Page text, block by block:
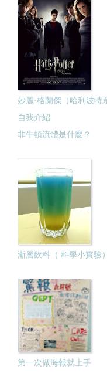
妙麗·格蘭傑（哈利波特
自我介紹
非牛頓流體是什麼？
漸層飲料（ 科學小實驗）
第一次做海報就上手